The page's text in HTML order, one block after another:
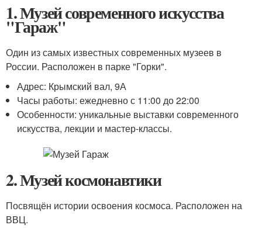
1. Музей современного искусства
"Гараж"
Один из самых известных современных музеев в
России. Расположен в парке "Горки".
Адрес: Крымский вал, 9А
Часы работы: ежедневно с 11:00 до 22:00
Особенности: уникальные выставки современного
искусства, лекции и мастер-классы.
2. Музей космонавтики
Посвящён истории освоения космоса. Расположен на
ВВЦ.